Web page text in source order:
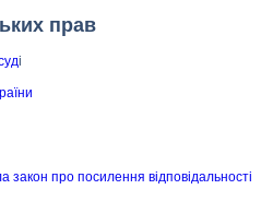
прав
і
закон про посилення відповідальності